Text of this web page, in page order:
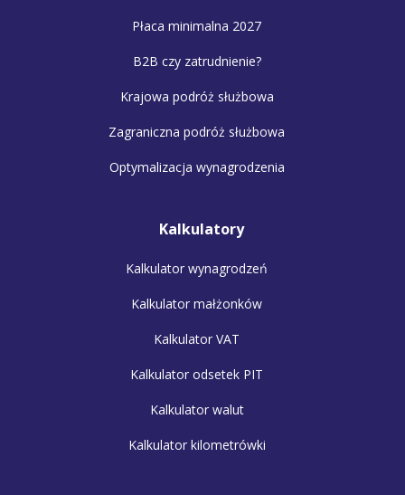
Płaca minimalna 2027
B2B czy zatrudnienie?
Krajowa podróż służbowa
Zagraniczna podróż służbowa
Optymalizacja wynagrodzenia
Kalkulatory
Kalkulator wynagrodzeń
Kalkulator małżonków
Kalkulator VAT
Kalkulator odsetek PIT
Kalkulator walut
Kalkulator kilometrówki